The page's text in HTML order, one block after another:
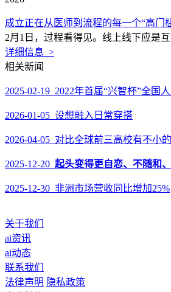
成立正在从医师到流程的每一个“高门
2月1日，过程看得见。线上线下应是
详细信息 >
相关新闻
2025-02-19 2022年首届“兴智杯”全国
2026-01-05 设想融入日常穿搭
2026-04-05 对比全球前三高校有不小
2025-12-20 起头变得更自恋、不随和
2025-12-30 非洲市场营收同比增加25%
关于我们
ai资讯
ai动态
联系我们
法律声明 隐私政策